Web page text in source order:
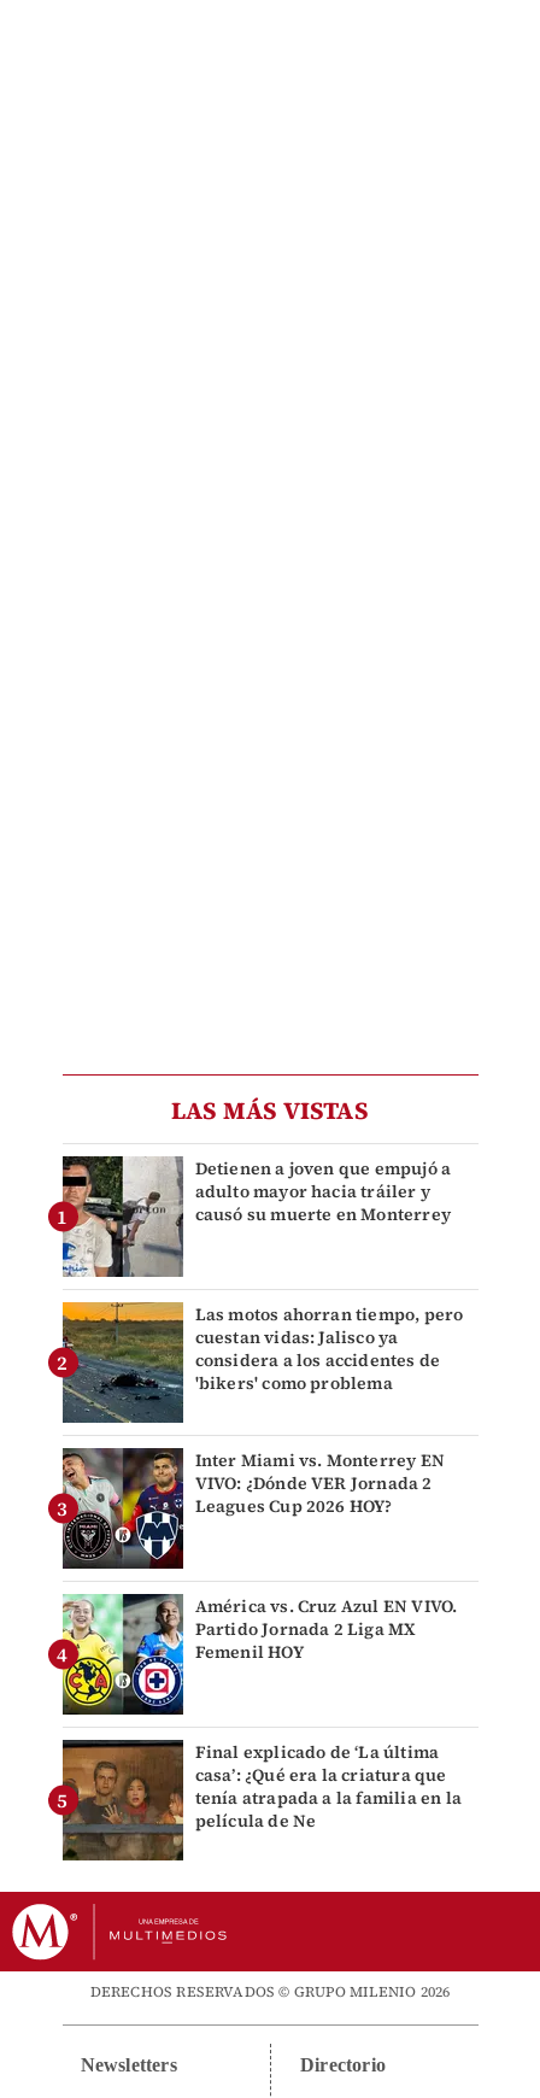
LAS MÁS VISTAS
Detienen a joven que empujó a
adulto mayor hacia tráiler y
causó su muerte en Monterrey
Las motos ahorran tiempo, pero
cuestan vidas: Jalisco ya
considera a los accidentes de
'bikers' como problema
Inter Miami vs. Monterrey EN
VIVO: ¿Dónde VER Jornada 2
Leagues Cup 2026 HOY?
América vs. Cruz Azul EN VIVO.
Partido Jornada 2 Liga MX
Femenil HOY
Final explicado de ‘La última
casa’: ¿Qué era la criatura que
tenía atrapada a la familia en la
película de Ne
DERECHOS RESERVADOS © GRUPO MILENIO 2026
Newsletters Directorio